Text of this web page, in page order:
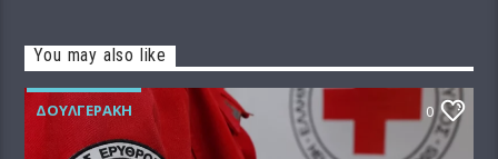
You may also like
ΔΟΥΛΓΕΡΆΚΗ 0